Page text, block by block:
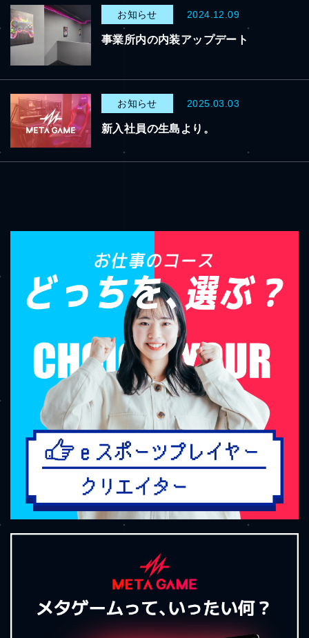
お知らせ 2024.12.09
事業所内の内装アップデート
お知らせ 2025.03.03
新入社員の生島より。